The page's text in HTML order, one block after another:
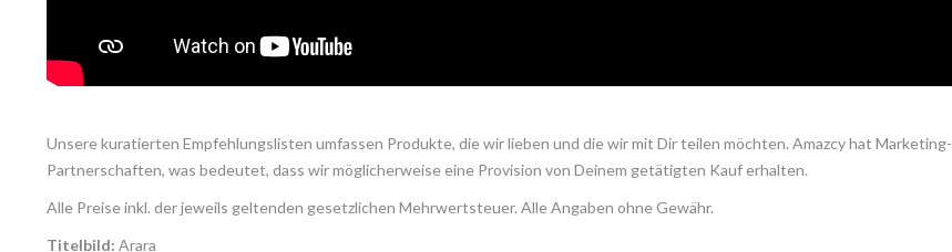
Unsere kuratierten Empfehlungslisten umfassen Produkte, die wir lieben und die wir mit Dir teilen möchten. Amazcy hat Marketing-
Partnerschaften, was bedeutet, dass wir möglicherweise eine Provision von Deinem getätigten Kauf erhalten.
Alle Preise inkl. der jeweils geltenden gesetzlichen Mehrwertsteuer. Alle Angaben ohne Gewähr.
Titelbild: Arara